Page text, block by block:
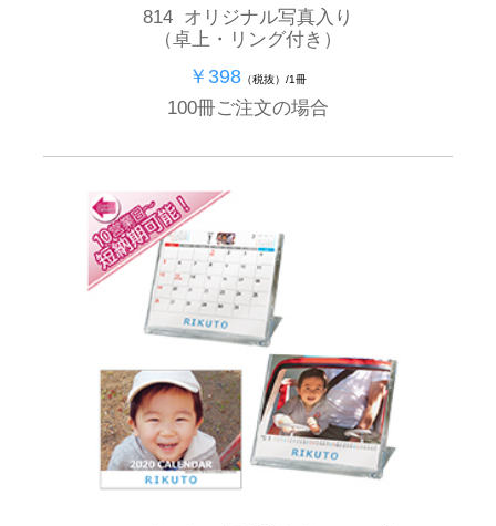
814 オリジナル写真入り
（卓上・リング付き）
￥398 （税抜）/1冊
100冊ご注文の場合